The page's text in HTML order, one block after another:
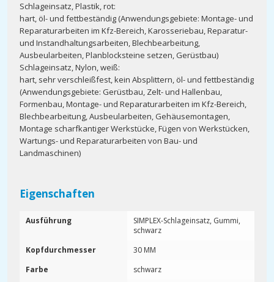
Schlageinsatz, Plastik, rot:
hart, öl- und fettbeständig (Anwendungsgebiete: Montage- und
Reparaturarbeiten im Kfz-Bereich, Karosseriebau, Reparatur-
und Instandhaltungsarbeiten, Blechbearbeitung,
Ausbeularbeiten, Planblocksteine setzen, Gerüstbau)
Schlageinsatz, Nylon, weiß:
hart, sehr verschleißfest, kein Absplittern, öl- und fettbeständig
(Anwendungsgebiete: Gerüstbau, Zelt- und Hallenbau,
Formenbau, Montage- und Reparaturarbeiten im Kfz-Bereich,
Blechbearbeitung, Ausbeularbeiten, Gehäusemontagen,
Montage scharfkantiger Werkstücke, Fügen von Werkstücken,
Wartungs- und Reparaturarbeiten von Bau- und
Landmaschinen)
Eigenschaften
Ausführung
SIMPLEX-Schlageinsatz, Gummi,
schwarz
Kopfdurchmesser
30 MM
Farbe
schwarz